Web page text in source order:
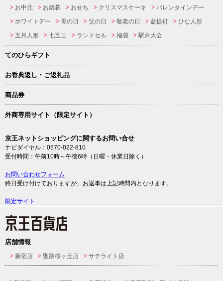
お中元 お歳暮 おせち クリスマスケーキ
バレンタインデー
ホワイトデー
母の日 父の日 敬老の日 盆提灯
ひな人形
五月人形
七五三 ランドセル 福袋 駅弁大会
てのひらギフト
お香典返し・ご返礼品
商品券
外商専用サイト（限定サイト）
京王ネットショッピングに関するお問い合せ
ナビダイヤル：0570-022-810
受付時間：午前10時～午後6時（日曜・休業日除く）
お問い合わせフォーム
終日受け付けておりますが、お返事は上記時間内となります。
限定サイト
店舗情報
新宿店 聖蹟桜ヶ丘店 サテライト店